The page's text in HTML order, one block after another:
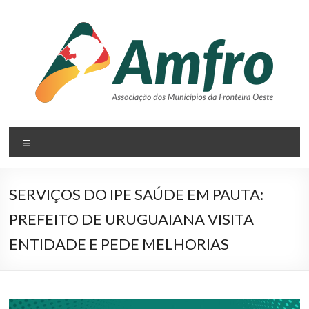
AMFRO
–
Associação
dos
Municípios
Fronteira
SERVIÇOS DO IPE SAÚDE EM PAUTA:
PREFEITO DE URUGUAIANA VISITA
ENTIDADE E PEDE MELHORIAS